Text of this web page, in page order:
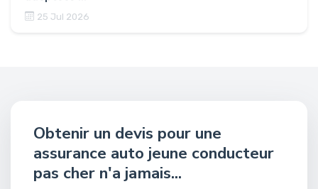
25 Jul 2026
Obtenir un devis pour une
assurance auto jeune conducteur
pas cher n'a jamais...